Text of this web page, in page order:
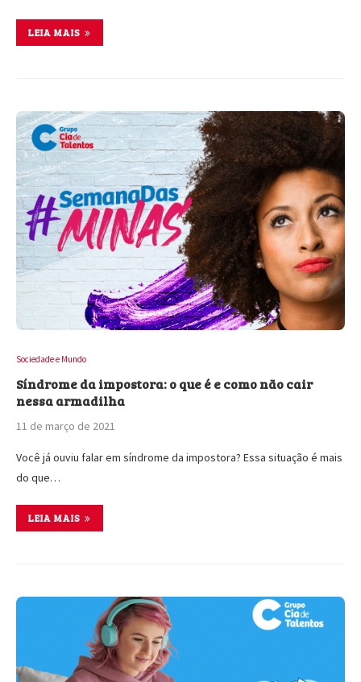
LEIA MAIS
Sociedade e Mundo
Síndrome da impostora: o que é e como não cair
nessa armadilha
11 de março de 2021
Você já ouviu falar em síndrome da impostora? Essa situação é mais
do que…
LEIA MAIS